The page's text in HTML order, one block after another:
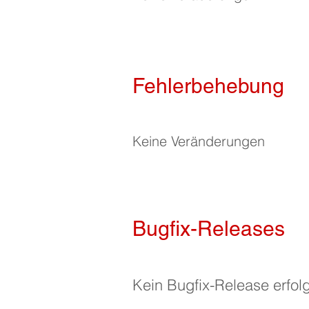
Fehlerbehebung
Keine Veränderungen
Bugfix-Releases
Kein Bugfix-Release